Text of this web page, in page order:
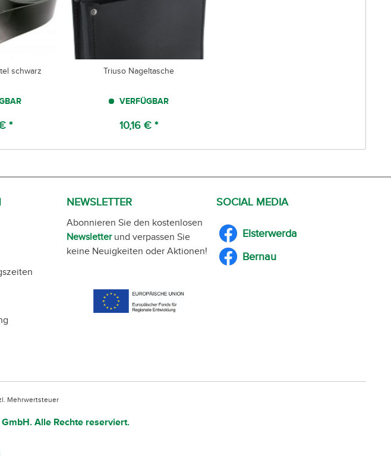
schwarz
*
Triuso Nageltasche
VERFÜGBAR
10,16 € *
NEWSLETTER
Abonnieren Sie den kostenlosen
Newsletterund verpassen Sie
keine Neuigkeiten oder Aktionen!
SOCIAL MEDIA
Elsterwerda
Bernau
Mehrwertsteuer
Alle Rechte reserviert.